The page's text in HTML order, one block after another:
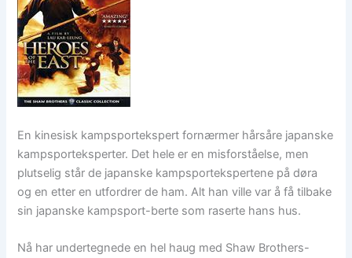
En kinesisk kampsportekspert fornærmer hårsåre japanske
kampsporteksperter. Det hele er en misforståelse, men
plutselig står de japanske kampsportekspertene på døra
og en etter en utfordrer de ham. Alt han ville var å få tilbake
sin japanske kampsport-berte som raserte hans hus.
Nå har undertegnede en hel haug med Shaw Brothers-